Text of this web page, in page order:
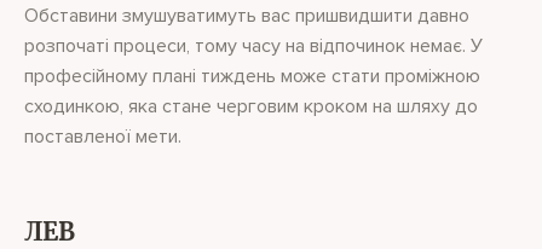
Обставини змушуватимуть вас пришвидшити давно
розпочаті процеси, тому часу на відпочинок немає. У
професійному плані тиждень може стати проміжною
сходинкою, яка стане черговим кроком на шляху до
поставленої мети.
ЛЕВ